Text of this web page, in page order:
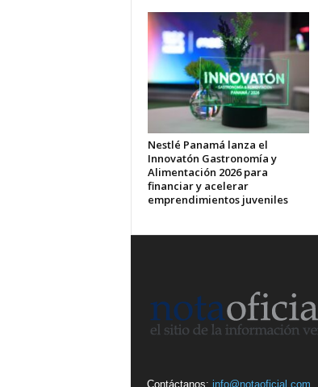
Nestlé Panamá lanza el
Innovatón Gastronomía y
Alimentación 2026 para
financiar y acelerar
emprendimientos juveniles
Contáctanos: info@notaoficial.com